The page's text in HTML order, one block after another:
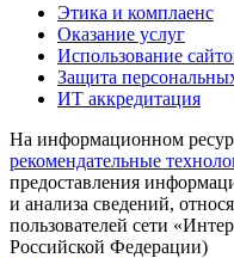
Этика и комплаенс
Оказание услуг
Использование
Защита
ИТ аккредитация
На информационном
рекомендательные
предоставления
и анализа сведений,
пользователей сети
Российской Федерации)